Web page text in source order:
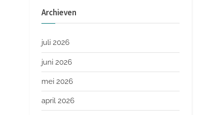
Archieven
juli 2026
juni 2026
mei 2026
april 2026